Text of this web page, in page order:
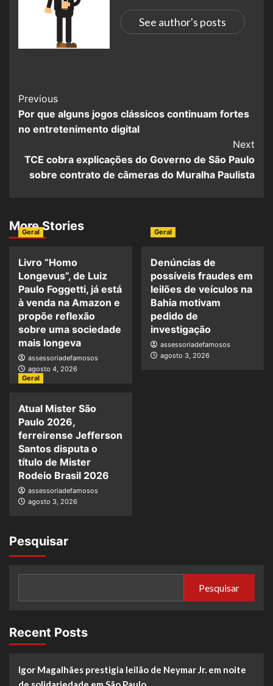
See author's posts
Previous
Por que alguns jogos clássicos continuam fortes
no entretenimento digital
Next
TCE cobra explicações do Governo de São Paulo
sobre contrato de câmeras do Muralha Paulista
More Stories
Geral
Livro “Homo
Longevus”, de Luiz
Paulo Foggetti, já está
à venda na Amazon e
propõe reflexão
sobre uma sociedade
mais longeva
assessoriadefamosos
agosto 4, 2026
Geral
Denúncias de
possíveis fraudes em
leilões de veículos na
Bahia motivam
pedido de
investigação
assessoriadefamosos
agosto 3, 2026
Geral
Atual Mister São
Paulo 2026,
ferreirense Jefferson
Santos disputa o
título de Mister
Rodeio Brasil 2026
assessoriadefamosos
agosto 3, 2026
Pesquisar
Pesquisar
Recent Posts
Igor Magalhães prestigia leilão de Neymar Jr. em noite